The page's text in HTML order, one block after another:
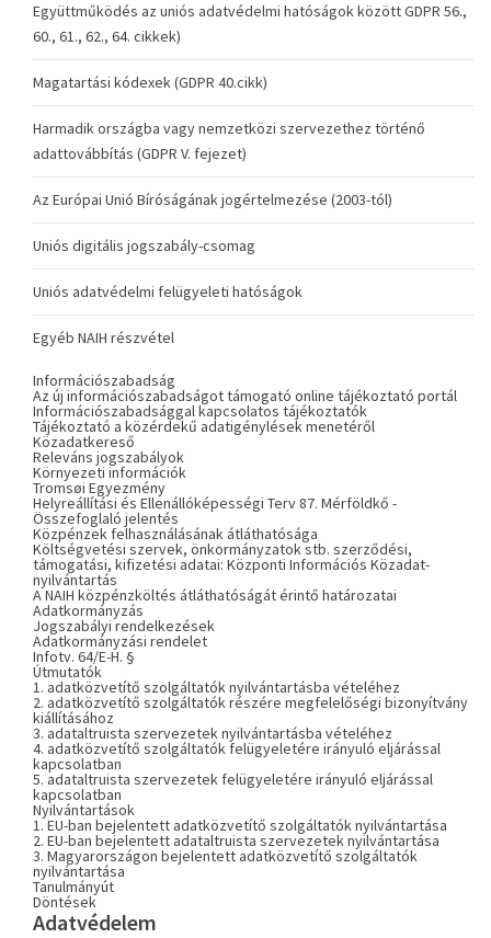
Együttműködés az uniós adatvédelmi hatóságok között GDPR 56.,
60., 61., 62., 64. cikkek)
Magatartási kódexek (GDPR 40.cikk)
Harmadik országba vagy nemzetközi szervezethez történő
adattovábbítás (GDPR V. fejezet)
Az Európai Unió Bíróságának jogértelmezése (2003-tól)
Uniós digitális jogszabály-csomag
Uniós adatvédelmi felügyeleti hatóságok
Egyéb NAIH részvétel
Információszabadság
Az új információszabadságot támogató online tájékoztató portál
Információszabadsággal kapcsolatos tájékoztatók
Tájékoztató a közérdekű adatigénylések menetéről
Közadatkereső
Releváns jogszabályok
Környezeti információk
Tromsøi Egyezmény
Helyreállítási és Ellenállóképességi Terv 87. Mérföldkő -
Összefoglaló jelentés
Közpénzek felhasználásának átláthatósága
Költségvetési szervek, önkormányzatok stb. szerződési,
támogatási, kifizetési adatai: Központi Információs Közadat-
nyilvántartás
A NAIH közpénzköltés átláthatóságát érintő határozatai
Adatkormányzás
Jogszabályi rendelkezések
Adatkormányzási rendelet
Infotv. 64/E-H. §
Útmutatók
1. adatközvetítő szolgáltatók nyilvántartásba vételéhez
2. adatközvetítő szolgáltatók részére megfelelőségi bizonyítvány
kiállításához
3. adataltruista szervezetek nyilvántartásba vételéhez
4. adatközvetítő szolgáltatók felügyeletére irányuló eljárással
kapcsolatban
5. adataltruista szervezetek felügyeletére irányuló eljárással
kapcsolatban
Nyilvántartások
1. EU-ban bejelentett adatközvetítő szolgáltatók nyilvántartása
2. EU-ban bejelentett adataltruista szervezetek nyilvántartása
3. Magyarországon bejelentett adatközvetítő szolgáltatók
nyilvántartása
Tanulmányút
Döntések
Adatvédelem